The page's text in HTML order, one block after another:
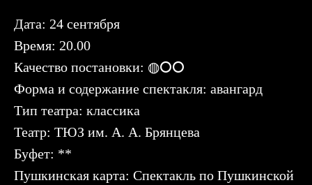
Дата: 24 сентября
Время: 20.00
Качество постановки: ◍⭘⭘
Форма и содержание спектакля: авангард
Тип театра: классика
Театр: ТЮЗ им. А. А. Брянцева
Буфет: **
Пушкинская карта: Спектакль по Пушкинской